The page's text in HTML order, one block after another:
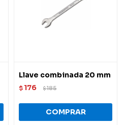
Llave combinada 20 mm
$ 176 $185